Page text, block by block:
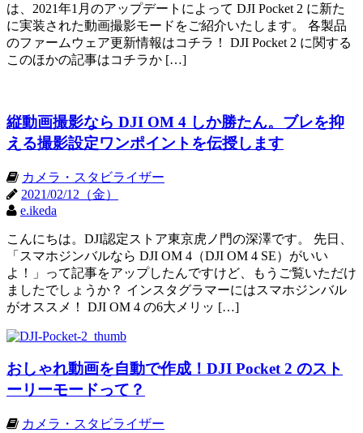
は、2021年1月のアップデートによって DJI Pocket 2 に新た
に実装された動画撮影モードをご紹介いたします。 各製品
のファームウェア更新情報はコチラ！ DJI Pocket 2 に関する
このほかの記事はコチラか […]
縦動画撮影なら DJI OM 4 しか勝たん。ブレを抑
える撮影設定ワンポイントを伝授します
カメラ・スタビライザー
2021/02/12（金）
e.ikeda
こんにちは。DJI認定ストア東京虎ノ門の深澤です。 先日、
「スマホジンバルなら DJI OM 4（DJI OM 4 SE）がいい
よ！」って記事をアップしたんですけど、もうご覧いただけ
ましたでしょうか？ インスタグラマーにはスマホジンバル
がオススメ！ DJI OM 4 の6大メリッ […]
おしゃれ動画を自動で作成！DJI Pocket 2 のスト
ーリーモードって？
カメラ・スタビライザー